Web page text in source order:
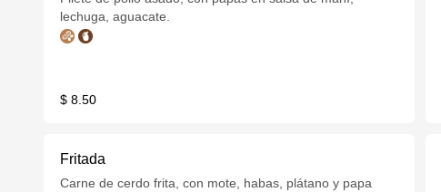
lechuga, aguacate.
$ 8.50
Fritada
Carne de cerdo frita, con mote, habas, plátano y papa